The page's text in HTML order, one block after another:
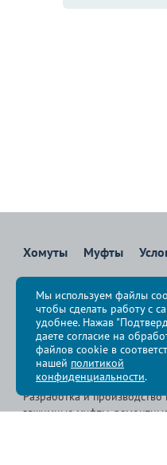
Хомуты Муфты
8 800 700-83-36
Звоните бесплатно с 08:00 до
политика конфиденциальности
© Группа компаний «
Разработка и
зажимные муфты,
Мы используем файлы
чтобы сделать работу с
удобнее. Нажав
даете согласие на
файлов cookie в
нашей политикой
конфиденциальности.